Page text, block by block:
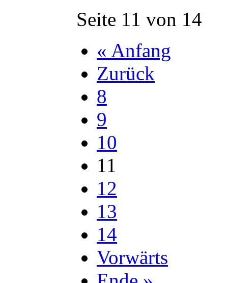
Seite 11 von 14
« Anfang
Zurück
8
9
10
11
12
13
14
Vorwärts